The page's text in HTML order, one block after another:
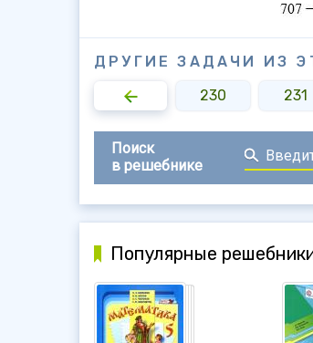
ДРУГИЕ ЗАДАЧИ ИЗ
229 230 231
Поиск
в решебнике
Популярные